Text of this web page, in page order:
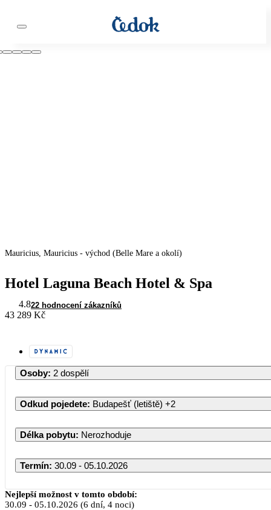
Mauricius, Mauricius - východ (Belle Mare a okolí)
Hotel Laguna Beach Hotel & Spa
4.822 hodnocení zákazníků
43 289 Kč
Osoby: 2 dospělí
Odkud pojedete: Budapešť (letiště) +2
Délka pobytu: Nerozhoduje
Termín: 30.09 - 05.10.2026
Nejlepší možnost v tomto období:
30.09 - 05.10.2026 (6 dní, 4 noci)